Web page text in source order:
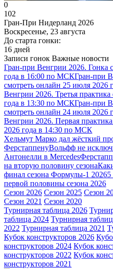
0
102
Гран-При Нидерланд 2026
Воскресенье, 23 августа
До старта гонки:
16 дней
Записи гонок Важные новости
Гран-при Венгрии 2026. Гонка
года в 16:00 по МСКГран-при
смотреть онлайн 25 июля
Венгрии 2026. Третья
года в 13:30 по МСКГран-при
смотреть онлайн 24 июля
Венгрии 2026. Первая
2026 года в 14:30 по МСК
Хельмут Марко дал жёсткий
ФерстаппенуВольфф не
Антонелли в Mercedes
на вторую половину сезона
финал сезона Формулы-1 20265
первой половины сезона 2026
Сезон 2026 Сезон 2025 Сезон
Сезон 2021 Сезон 2020
Турнирная таблица 2026
таблица 2024 Турнирная
2022 Турнирная таблица 2021
Кубок конструкторов 2026
конструкторов 2024 Кубок
конструкторов 2022 Кубок
конструкторов 2021